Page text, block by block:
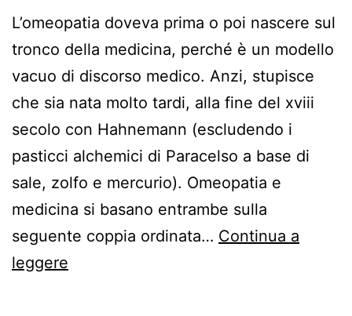
L’omeopatia doveva prima o poi nascere sul
tronco della medicina, perché è un modello
vacuo di discorso medico. Anzi, stupisce
che sia nata molto tardi, alla fine del xviii
secolo con Hahnemann (escludendo i
pasticci alchemici di Paracelso a base di
sale, zolfo e mercurio). Omeopatia e
medicina si basano entrambe sulla
seguente coppia ordinata… Continua a
leggere